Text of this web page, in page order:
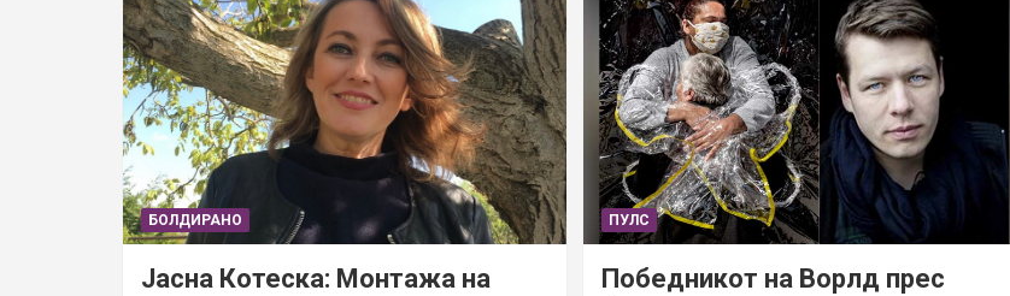
БОЛДИРАНО
Јасна Котеска: Монтажа на
ПУЛС
Победникот на Ворлд прес